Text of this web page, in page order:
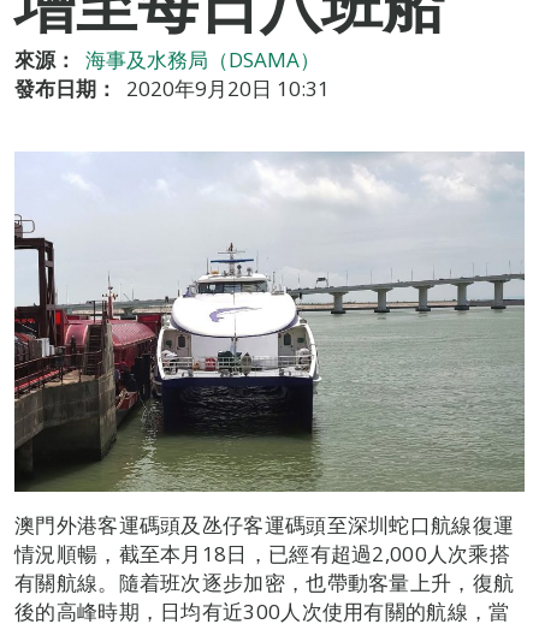
來源：
海事及水務局（DSAMA）
發布日期：
2020年9月20日 10:31
澳門外港客運碼頭及氹仔客運碼頭至深圳蛇口航線復運
情況順暢，截至本月18日，已經有超過2,000人次乘搭
有關航線。隨着班次逐步加密，也帶動客量上升，復航
後的高峰時期，日均有近300人次使用有關的航線，當